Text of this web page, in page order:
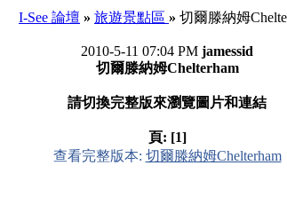
I-See 論壇 » 旅遊景點區 » 切爾滕納姆
2010-5-11 07:04 PM jamessid
切爾滕納姆Chelterham
請切換完整版來瀏覽圖片和連結
頁: [1]
查看完整版本: 切爾滕納姆Chelterham